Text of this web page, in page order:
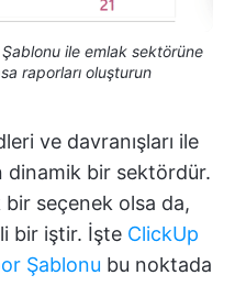
ile emlak sektörüne
raporları oluşturun
ve davranışları ile
dinamik bir sektördür.
seçenek olsa da,
bir iştir. İşte ClickUp
Şablonu bu noktada